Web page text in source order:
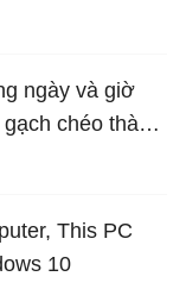
ngày và giờ
chéo thành
This PC
10